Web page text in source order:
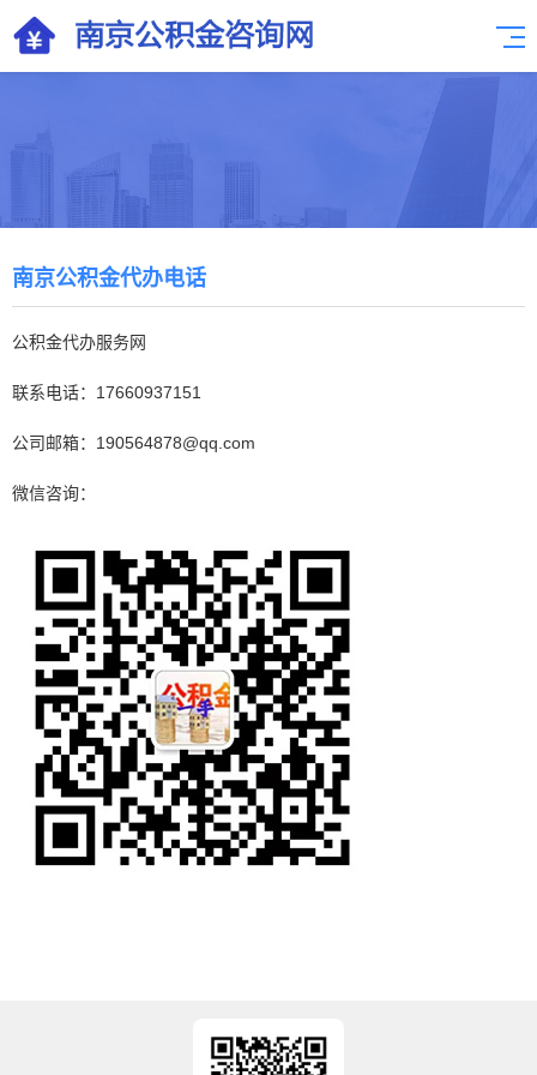
南京公积金代办电话
公积金代办服务网
联系电话：17660937151
公司邮箱：190564878@qq.com
微信咨询：